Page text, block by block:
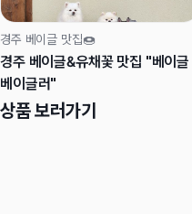
경주 베이글 맛집🍩
경주 베이글&유채꽃 맛집 "베이글
베이글러"
상품 보러가기